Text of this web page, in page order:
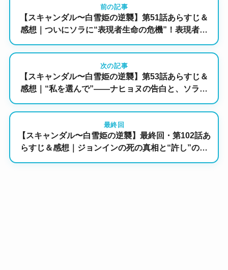
前の記事
【スキャンダル〜白雪姫の逆襲】第51話あらすじ＆
感想｜ついにソラに“表現者生命の危機”！表現者を
次の記事
【スキャンダル〜白雪姫の逆襲】第53話あらすじ＆
感想｜“私を選んで”――ナヒョヌの告白と、ソラを
最終回
【スキャンダル〜白雪姫の逆襲】最終回・第102話あ
らすじ＆感想｜ジョンインの死の真相と“許し”の行